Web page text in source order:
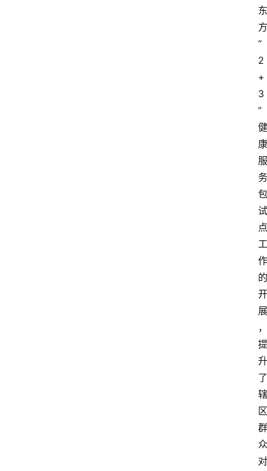
东
方
“
2
+
3
”
健
康
服
务
包
试
点
工
作
的
开
展
，
提
升
了
辖
区
群
众
对